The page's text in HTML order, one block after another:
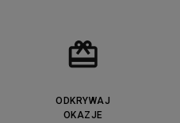
ODKRYWAJ
OKAZJE